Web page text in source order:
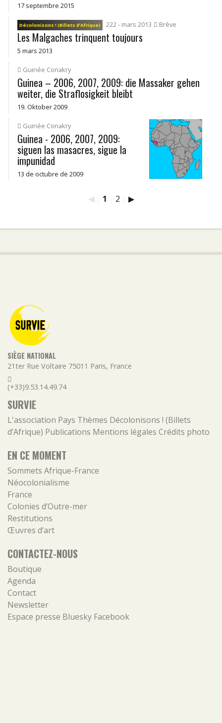
17 septembre 2015
Décolonisons ! (Billets d’Afrique) 222 - mars 2013 Brève
Les Malgaches trinquent toujours
5 mars 2013
Guinée Conakry
Guinea – 2006, 2007, 2009: die Massaker gehen
weiter, die Straflosigkeit bleibt
19. Oktober 2009
Guinée Conakry
Guinea - 2006, 2007, 2009:
siguen las masacres, sigue la
impunidad
13 de octubre de 2009
◀| 1 2 ▶
SIÈGE NATIONAL
21ter Rue Voltaire 75011 Paris, France
(+33)9.53.14.49.74
SURVIE
L'association Pays Thèmes Décolonisons ! (Billets
d’Afrique) Publications Mentions légales Crédits photo
EN CE MOMENT
Sommets Afrique-France
Néocolonialisme
France
Colonies d’Outre-mer
Restitutions
Œuvres d’art
CONTACTEZ-NOUS
Boutique
Agenda
Contact
Newsletter
Espace presse Bluesky Facebook